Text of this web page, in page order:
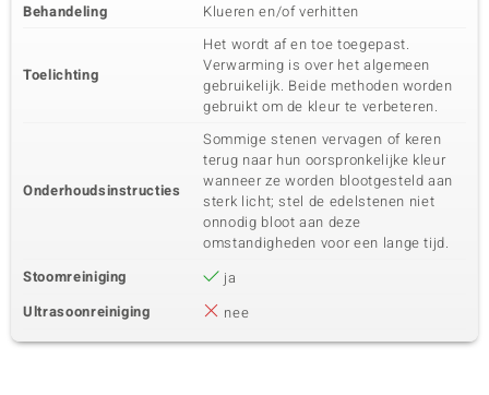
0,076 ct Rond geslepen
Pave
Herkomst
Cambodja
Behandeling Klueren en/of verhitten
Toelichting
Het wordt af en toe toegepast.
Verwarming is over het algemeen
gebruikelijk. Beide methoden worden
gebruikt om de kleur te verbeteren.
Onderhoudsinstructies
Sommige stenen vervagen of keren
terug naar hun oorspronkelijke kleur
wanneer ze worden blootgesteld aan
sterk licht; stel de edelstenen niet
onnodig bloot aan deze
omstandigheden voor een lange tijd.
Stoomreiniging
ja
Ultrasoonreiniging
nee